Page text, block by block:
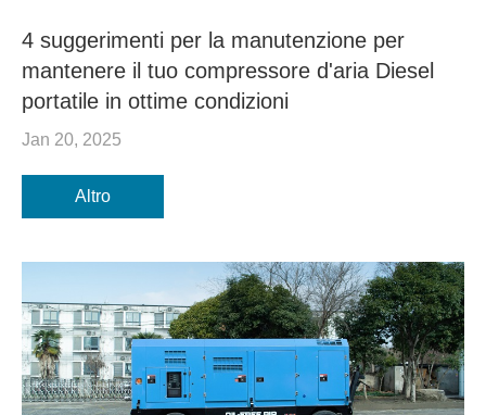
4 suggerimenti per la manutenzione per
mantenere il tuo compressore d'aria Diesel
portatile in ottime condizioni
Jan 20, 2025
Altro